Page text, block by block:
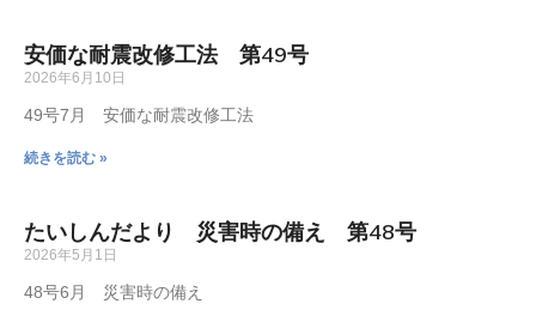
安価な耐震改修工法 第49号
2026年6月10日
49号7月 安価な耐震改修工法
続きを読む »
たいしんだより 災害時の備え 第48号
2026年5月1日
48号6月 災害時の備え